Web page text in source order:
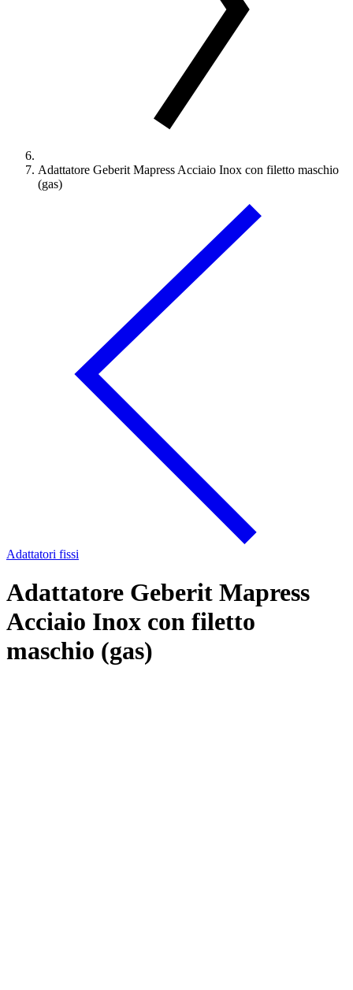
Adattatore Geberit Mapress Acciaio Inox con filetto maschio
(gas)
Adattatori fissi
Adattatore Geberit Mapress
Acciaio Inox con filetto
maschio (gas)